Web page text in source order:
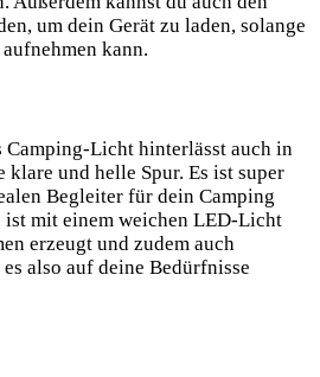
um dein Gerät zu ⁤laden, solange
kann.
Licht⁤ hinterlässt auch in
klare und helle Spur.⁣ Es ist super
Begleiter für dein Camping
ist mit einem weichen LED-Licht
‌erzeugt und zudem ​auch⁢
also auf ‍deine Bedürfnisse